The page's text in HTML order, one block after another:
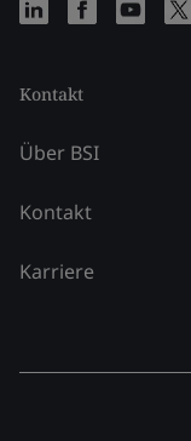
Kontakt
Über BSI
Kontakt
Karriere